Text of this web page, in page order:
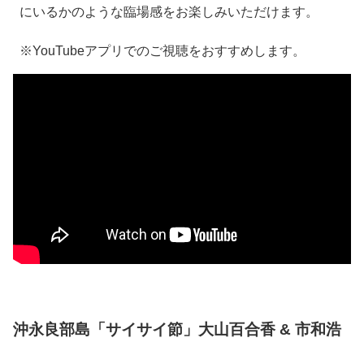
にいるかのような臨場感をお楽しみいただけます。
※YouTubeアプリでのご視聴をおすすめします。
沖永良部島「サイサイ節」大山百合香 & 市和浩